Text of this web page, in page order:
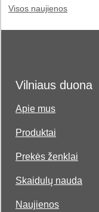
Visos naujienos
Vilniaus duona
Apie mus
Produktai
Prekės ženklai
Skaidulų nauda
Naujienos